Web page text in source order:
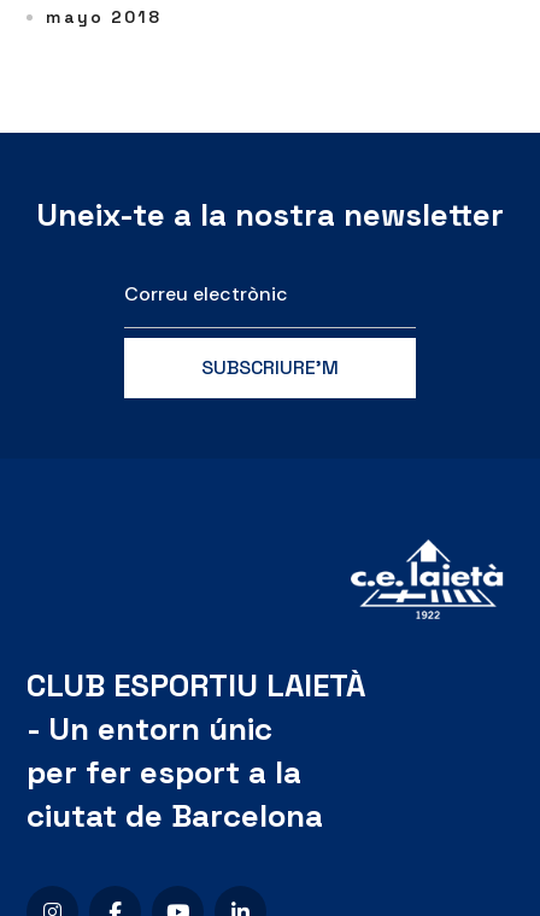
mayo 2018
Uneix-te a la nostra newsletter
CLUB ESPORTIU LAIETÀ
- Un entorn únic
per fer esport a la
ciutat de Barcelona